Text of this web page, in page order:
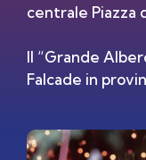
centrale Piazza
Il “Grande
Falcade in